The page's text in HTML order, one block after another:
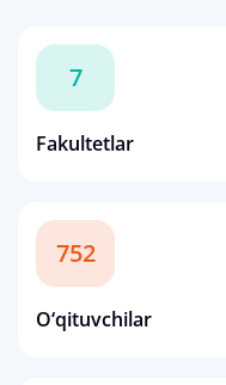
7
Fakultetlar
752
O‘qituvchilar